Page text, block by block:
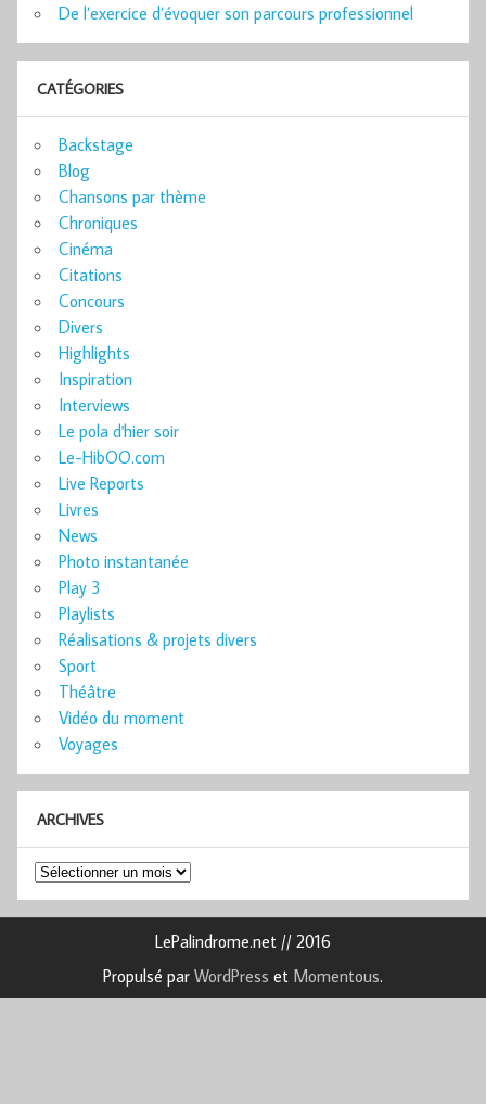
De l’exercice d’évoquer son parcours professionnel
CATÉGORIES
Backstage
Blog
Chansons par thème
Chroniques
Cinéma
Citations
Concours
Divers
Highlights
Inspiration
Interviews
Le pola d'hier soir
Le-HibOO.com
Live Reports
Livres
News
Photo instantanée
Play 3
Playlists
Réalisations & projets divers
Sport
Théâtre
Vidéo du moment
Voyages
ARCHIVES
Archives
LePalindrome.net // 2016
Propulsé par WordPress et Momentous.